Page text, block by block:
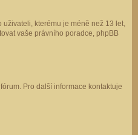
kterému je méně než 13 let,
vaše právního poradce, phpBB
Pro další informace kontaktuje